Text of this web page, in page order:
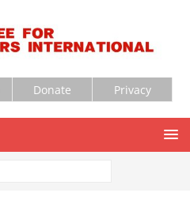
Donate Privacy